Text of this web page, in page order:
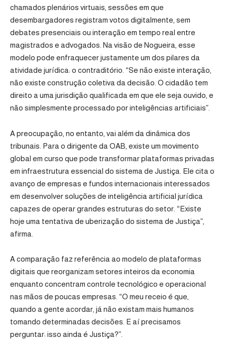
chamados plenários virtuais, sessões em que
desembargadores registram votos digitalmente, sem
debates presenciais ou interação em tempo real entre
magistrados e advogados. Na visão de Nogueira, esse
modelo pode enfraquecer justamente um dos pilares da
atividade jurídica: o contraditório. “Se não existe interação,
não existe construção coletiva da decisão. O cidadão tem
direito a uma jurisdição qualificada em que ele seja ouvido, e
não simplesmente processado por inteligências artificiais”.
A preocupação, no entanto, vai além da dinâmica dos
tribunais. Para o dirigente da OAB, existe um movimento
global em curso que pode transformar plataformas privadas
em infraestrutura essencial do sistema de Justiça. Ele cita o
avanço de empresas e fundos internacionais interessados
em desenvolver soluções de inteligência artificial jurídica
capazes de operar grandes estruturas do setor. “Existe
hoje uma tentativa de uberização do sistema de Justiça”,
afirma.
A comparação faz referência ao modelo de plataformas
digitais que reorganizam setores inteiros da economia
enquanto concentram controle tecnológico e operacional
nas mãos de poucas empresas. “O meu receio é que,
quando a gente acordar, já não existam mais humanos
tomando determinadas decisões. E aí precisamos
perguntar: isso ainda é Justiça?”.